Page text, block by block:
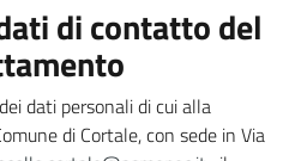
di contatto del
dati personali di cui alla
di Cortale, con sede in Via